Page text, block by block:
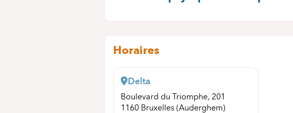
Horaires
Delta
Boulevard du Triomphe, 201
1160 Bruxelles (Auderghem)